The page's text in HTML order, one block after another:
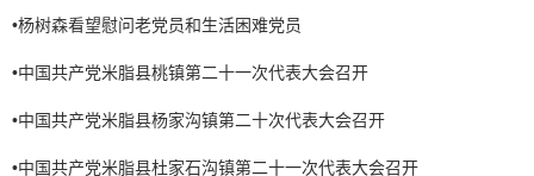
•杨树森看望慰问老党员和生活困难党员
•中国共产党米脂县桃镇第二十一次代表大会召开
•中国共产党米脂县杨家沟镇第二十次代表大会召开
•中国共产党米脂县杜家石沟镇第二十一次代表大会召开